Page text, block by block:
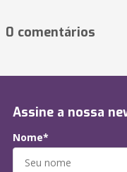
0 comentários
Assine a nossa
Nome*